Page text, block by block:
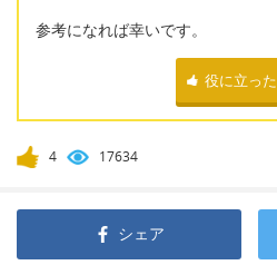
参考になれば幸いです。
役に立った
4 17634
シェア